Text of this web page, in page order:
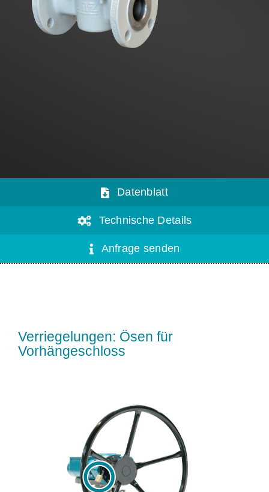
Vertrieb
Datenblatt
Technische Details
Anfrage senden
Verriegelungen: Ösen für
Vorhängeschloss